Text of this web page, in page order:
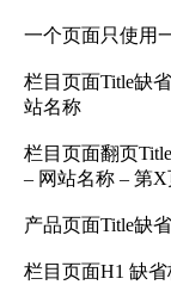
一个页面只使用
栏目页面Title缺
站名称
栏目页面翻页
– 网站名称 – 第
产品页面Title缺
栏目页面H1 缺